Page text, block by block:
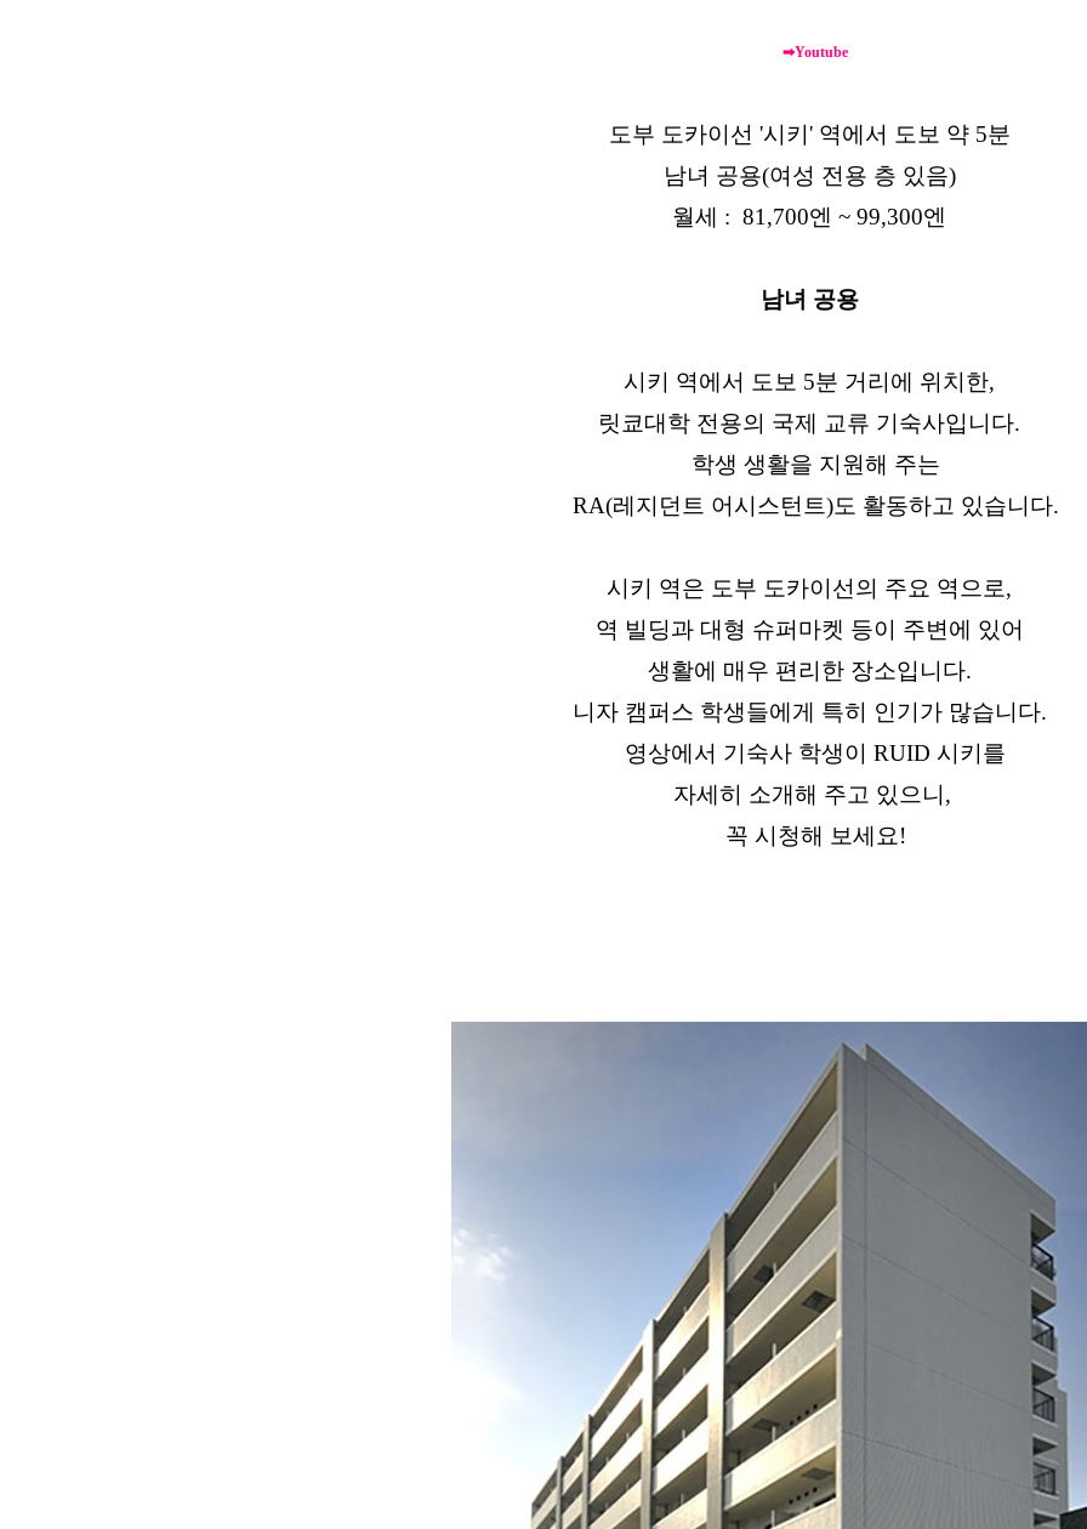
➡Youtube
도부 도카이선 '시키' 역에서 도보 약 5분
남녀 공용(여성 전용 층 있음)
월세 : 81,700엔 ~ 99,300엔
남녀 공용
시키 역에서 도보 5분 거리에 위치한,
릿쿄대학 전용의 국제 교류 기숙사입니다.
학생 생활을 지원해 주는
RA(레지던트 어시스턴트)도 활동하고 있습니다.
시키 역은 도부 도카이선의 주요 역으로,
역 빌딩과 대형 슈퍼마켓 등이 주변에 있어
생활에 매우 편리한 장소입니다.
니자 캠퍼스 학생들에게 특히 인기가 많습니다.
영상에서 기숙사 학생이 RUID 시키를
자세히 소개해 주고 있으니,
꼭 시청해 보세요!